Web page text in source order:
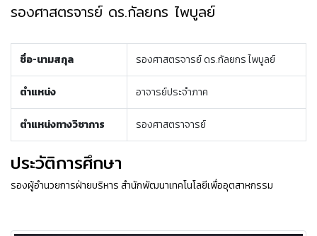
รองศาสตรจารย์ ดร.กัลยกร ไพบูลย์
ชื่อ-นามสกุล รองศาสตรจารย์ ดร.กัลยกร ไพบูลย์
ตำแหน่ง อาจารย์ประจำภาค
ตำแหน่งทางวิชาการ รองศาสตราจารย์
ประวัติการศึกษา
รองผู้อำนวยการฝ่ายบริหาร สำนักพัฒนาเทคโนโลยีเพื่ออุตสาหกรรม